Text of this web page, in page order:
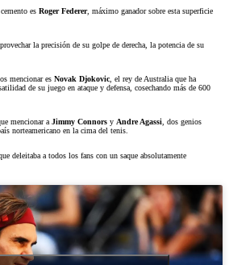
es Roger Federer, máximo ganador sobre esta superficie
la precisión de su golpe de derecha, la potencia de su
mencionar es Novak Djokovic , el rey de Australia que ha
de su juego en ataque y defensa, cosechando más de 600
mencionar a Jimmy Connors y Andre Agassi , dos genios
norteamericano en la cima del tenis.
que deleitaba a todos los fans con un saque absolutamente